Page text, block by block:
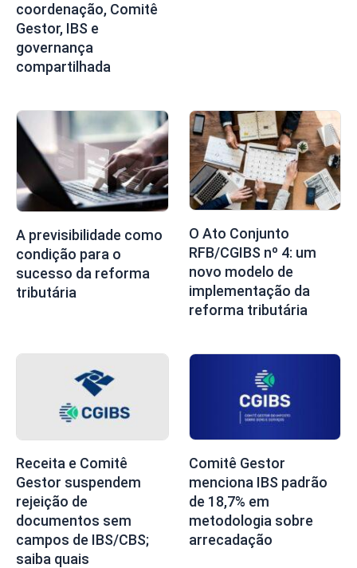
coordenação, Comitê
Gestor, IBS e
governança
compartilhada
A previsibilidade como
condição para o
sucesso da reforma
tributária
O Ato Conjunto
RFB/CGIBS nº 4: um
novo modelo de
implementação da
reforma tributária
Receita e Comitê
Gestor suspendem
rejeição de
documentos sem
campos de IBS/CBS;
saiba quais
Comitê Gestor
menciona IBS padrão
de 18,7% em
metodologia sobre
arrecadação